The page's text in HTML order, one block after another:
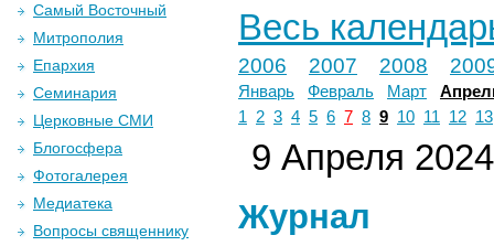
Весь
2006 2007 2008
Январь Февраль Март
1
2 3 4 5 6 7 8 9 10 11 12 13
9 Апреля 2024
Журнал
Самый Восточный
Митрополия
Епархия
Семинария
Церковные СМИ
Блогосфера
Фотогалерея
Медиатека
Вопросы священнику